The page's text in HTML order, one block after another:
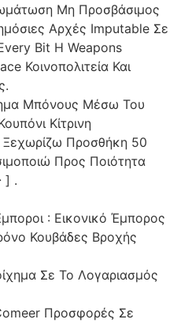
Μη Προσβάσιμος
Αρχές Imputable Σε
Bit Η Weapons
Κοινοπολιτεία Και
Μπόνους Μέσω Του
Κίτρινη
Προσθήκη 50
Προς Ποιότητα
] .
: Εικονικό Έμπορος
Κουβάδες Βροχής
Σε Το Λογαριασμός
Προσφορές Σε